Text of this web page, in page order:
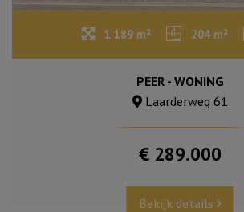
1 189 m² 204 m²
PEER - WONING
Laarderweg 61
€ 289.000
Bekijk details